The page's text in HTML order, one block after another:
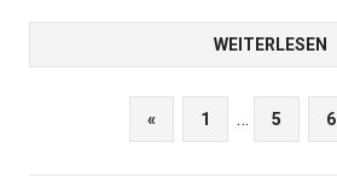
WEITERLESEN
Seitennummerierung
der
«Vorherige
Beiträge
1 … 5 6